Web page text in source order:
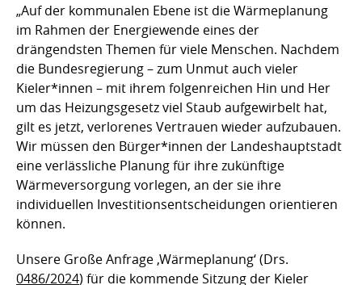
„Auf der kommunalen Ebene ist die Wärmeplanung
im Rahmen der Energiewende eines der
drängendsten Themen für viele Menschen. Nachdem
die Bundesregierung – zum Unmut auch vieler
Kieler*innen – mit ihrem folgenreichen Hin und Her
um das Heizungsgesetz viel Staub aufgewirbelt hat,
gilt es jetzt, verlorenes Vertrauen wieder aufzubauen.
Wir müssen den Bürger*innen der Landeshauptstadt
eine verlässliche Planung für ihre zukünftige
Wärmeversorgung vorlegen, an der sie ihre
individuellen Investitionsentscheidungen orientieren
können.
Unsere Große Anfrage ‚Wärmeplanung‘ (Drs.
0486/2024) für die kommende Sitzung der Kieler